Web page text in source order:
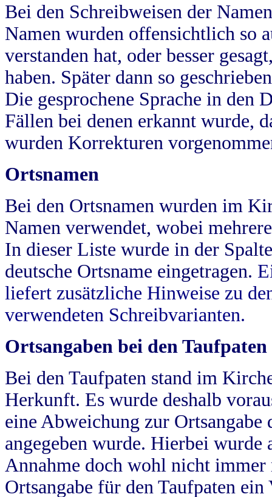
Bei den Schreibweisen der
Namen wurden offensichtlich so
verstanden hat, oder besser
haben. Später dann so
Die gesprochene Sprache in
Fällen bei denen erkannt wurde,
wurden Korrekturen
Ortsnamen
Bei den Ortsnamen wurden im
Namen verwendet, wobei
In dieser Liste wurde in der
deutsche Ortsname eingetragen.
liefert zusätzliche Hinweise zu
verwendeten Schreibvarianten.
Ortsangaben bei den Taufpaten
Bei den Taufpaten stand im
Herkunft. Es wurde deshalb
eine Abweichung zur
angegeben wurde. Hierbei wurde
Annahme doch wohl nicht
Ortsangabe für den Taufpaten